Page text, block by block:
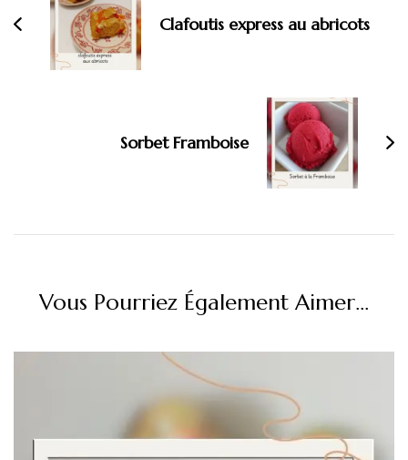
Clafoutis express au abricots
Sorbet Framboise
Vous Pourriez Également Aimer...